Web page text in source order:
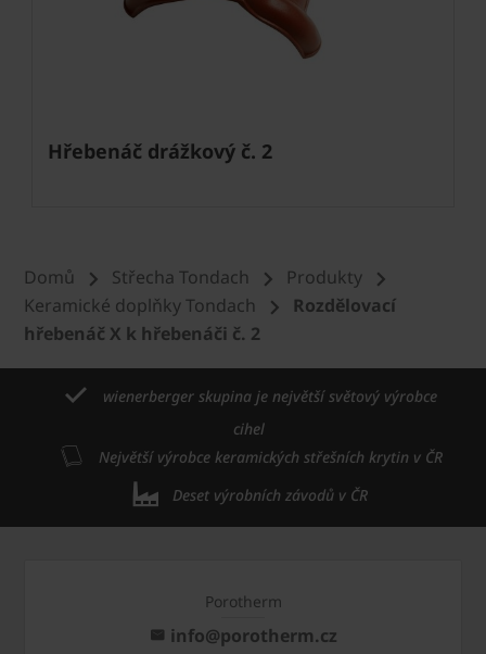
Hřebenáč drážkový č. 2
Domů Střecha Tondach
Produkty
Keramické doplňky Tondach
Rozdělovací
hřebenáč X k hřebenáči č. 2
wienerberger skupina je největší světový výrobce
cihel
Největší výrobce keramických střešních krytin v ČR
Deset výrobních závodů v ČR
Porotherm
info@porotherm.cz